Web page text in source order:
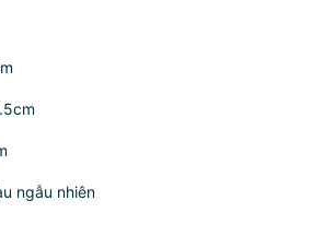
ngẫu nhiên